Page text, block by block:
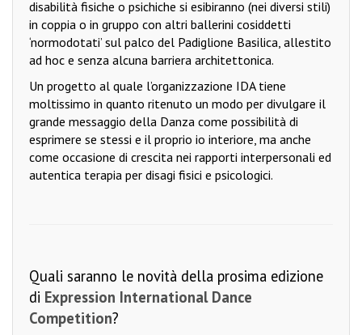
disabilità fisiche o psichiche si esibiranno (nei diversi stili)
in coppia o in gruppo con altri ballerini cosiddetti
‘normodotati’ sul palco del Padiglione Basilica, allestito
ad hoc e senza alcuna barriera architettonica.
Un progetto al quale l’organizzazione IDA tiene
moltissimo in quanto ritenuto un modo per divulgare il
grande messaggio della Danza come possibilità di
esprimere se stessi e il proprio io interiore, ma anche
come occasione di crescita nei rapporti interpersonali ed
autentica terapia per disagi fisici e psicologici.
Quali saranno le novità della prosima edizione
di Expression International Dance
Competition?